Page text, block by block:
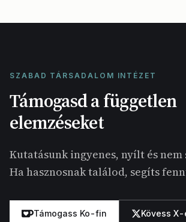
SZABAD TÁRSADALOM INTÉZET
Támogasd a független
elemzéseket
Kutatásunk ingyenes, nyílt és
Ha hasznosnak találod, segíts
Támogass Ko-fin Kövess X-